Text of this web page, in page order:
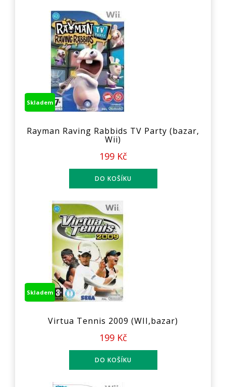
Skladem
Rayman Raving Rabbids TV Party (bazar,
Wii)
199 Kč
Skladem
Virtua Tennis 2009 (WII,bazar)
199 Kč